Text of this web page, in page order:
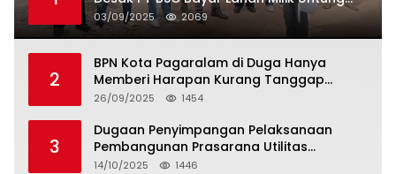
Suropati
03/09/2025 2069
2
BPN Kota Pagaralam di Duga Hanya
Memberi Harapan Kurang Tanggap
Terkait Sertifikat Tumpang Tindih
26/09/2025 1454
3
Dugaan Penyimpangan Pelaksanaan
Pembangunan Prasarana Utilitas
Permukiman Desa Pajar Bulan
14/10/2025 1446